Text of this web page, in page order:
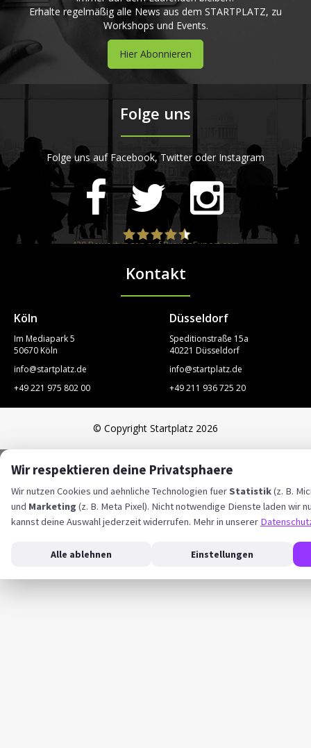
Erhalte regelmäßig alle News aus dem STARTPLATZ, zu
Workshops und Events.
Hier Abonnieren
Folge uns
Folge uns auf Facebook, Twitter oder Instagram
STARTPLATZ
420Bewertungen auf ProvenExpert.com
Kontakt
Köln
Im Mediapark 5
50670 Köln
info@startplatz.de
+49 221 975 802 00
Düsseldorf
Speditionstraße 15a
40221 Düsseldorf
info@startplatz.de
+49 211 936 725 20
© Copyright Startplatz 2026
Wir respektieren deine Privatsphaere
Wir nutzen Cookies und aehnliche Technologien fuerStatistik(z. B.
und Marketing (z. B. Meta Pixel). Nicht notwendige Dienste laden wir
kannst deine Auswahl jederzeit widerrufen. Mehr in unserer
Alle ablehnen Einstellungen